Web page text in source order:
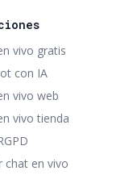
vivo gratis
con IA
vivo web
vivo tienda
chat en vivo